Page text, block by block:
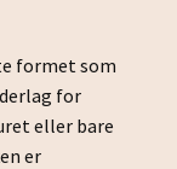
formet som
for
eller bare
er